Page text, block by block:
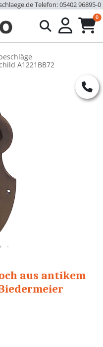
Telefon: 05402 96895-0
0
A1221BB72
aus antikem